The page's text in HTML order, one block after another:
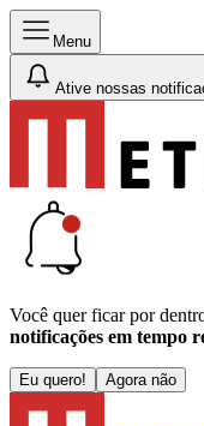
Menu
Ative nossas
Você quer ficar por
notificações em tempo
Eu quero! Agora não